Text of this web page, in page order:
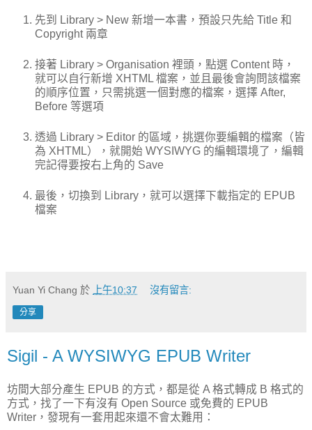
先到 Library > New 新增一本書，預設只先給 Title 和
Copyright 兩章
接著 Library > Organisation 裡頭，點選 Content 時，
就可以自行新增 XHTML 檔案，並且最後會詢問該檔案
的順序位置，只需挑選一個對應的檔案，選擇 After,
Before 等選項
透過 Library > Editor 的區域，挑選你要編輯的檔案（皆
為 XHTML），就開始 WYSIWYG 的編輯環境了，編輯
完記得要按右上角的 Save
最後，切換到 Library，就可以選擇下載指定的 EPUB
檔案
Yuan Yi Chang 於 上午10:37 沒有留言:
分享
Sigil - A WYSIWYG EPUB Writer
坊間大部分產生 EPUB 的方式，都是從 A 格式轉成 B 格式的
方式，找了一下有沒有 Open Source 或免費的 EPUB
Writer，發現有一套用起來還不會太難用：